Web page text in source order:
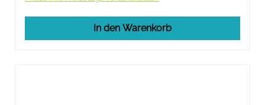
In den Warenkorb